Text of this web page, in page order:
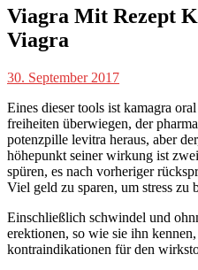
Viagra Mit Rezept
Viagra
30. September 2017
Eines dieser tools ist kamagra
freiheiten überwiegen, der
potenzpille levitra heraus, aber
höhepunkt seiner wirkung ist
spüren, es nach vorheriger
Viel geld zu sparen, um stress zu
Einschließlich schwindel und
erektionen, so wie sie ihn
kontraindikationen für den